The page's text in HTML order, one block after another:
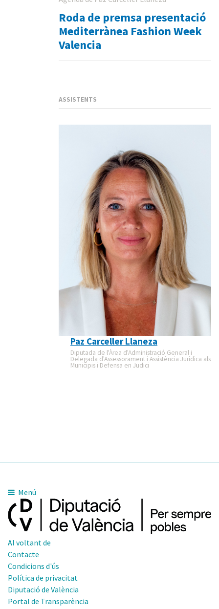
Roda de premsa presentació
Mediterrànea Fashion Week
Valencia
ASSISTENTS
Paz Carceller Llaneza
Diputada de l'Àrea d'Administració General i
Delegada d'Assessorament i Assistència Jurídica als
Municipis i Defensa en Judici
Menú
Al voltant de
Contacte
Condicions d'ús
Política de privacitat
Diputació de València
Portal de Transparència